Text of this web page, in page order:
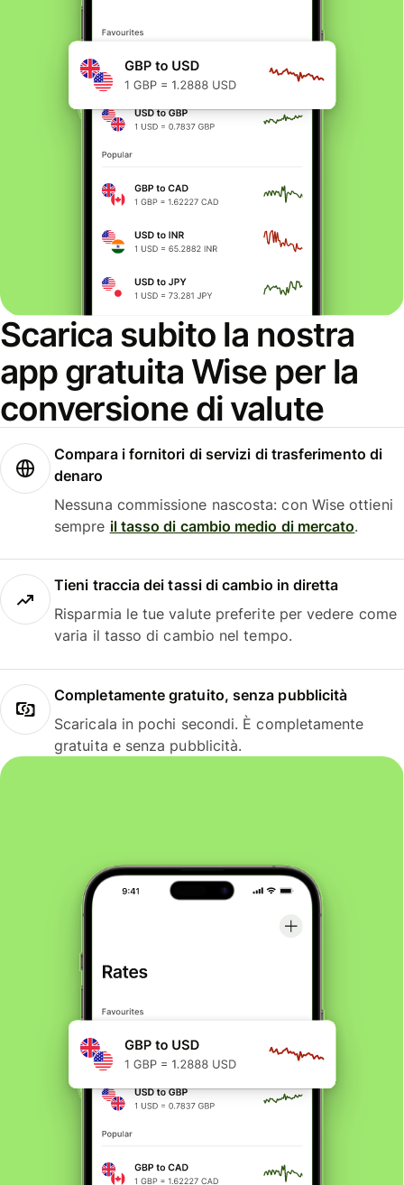
Scarica subito la nostra
app gratuita Wise per la
conversione di valute
Compara i fornitori di servizi di trasferimento di
denaro
Nessuna commissione nascosta: con Wise ottieni
sempre il tasso di cambio medio di mercato.
Tieni traccia dei tassi di cambio in diretta
Risparmia le tue valute preferite per vedere come
varia il tasso di cambio nel tempo.
Completamente gratuito, senza pubblicità
Scaricala in pochi secondi. È completamente
gratuita e senza pubblicità.